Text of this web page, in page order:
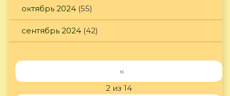
октябрь 2024 (55)
сентябрь 2024 (42)
‹‹
2 из 14